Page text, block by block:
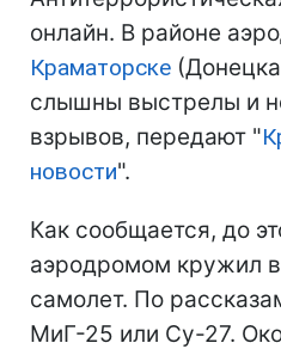
онлайн. В районе
Краматорске
слышны выстрелы и
взрывов, передают "
новости".
Как сообщается, до
аэродромом кружил
самолет. По
МиГ-25 или Су-27.